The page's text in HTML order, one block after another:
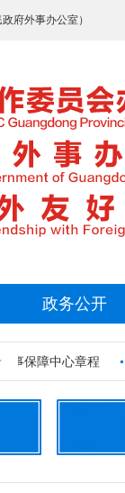
府外事办公室）
政务公开
保障中心章程